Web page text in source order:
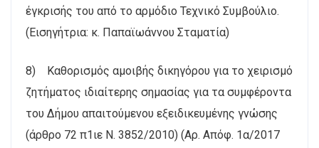
έγκρισής του από το αρμόδιο Τεχνικό Συμβούλιο.
(Εισηγήτρια: κ. Παπαϊωάννου Σταματία)
8) Καθορισμός αμοιβής δικηγόρου για το χειρισμό
ζητήματος ιδιαίτερης σημασίας για τα συμφέροντα
του Δήμου απαιτούμενου εξειδικευμένης γνώσης
(άρθρο 72 π1ιε Ν. 3852/2010) (Αρ. Απόφ. 1α/2017